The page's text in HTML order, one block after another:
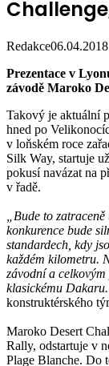
Redakce06.04.2018
Prezentace v
závodě Maroko
Takový je aktuální
hned po
v loňském roce
Silk Way, startuje
pokusí navázat na
v řadě.
„Bude to
konkurence bude
standardech, kdy
každém kilometru.
závodní a
klasickému
konstruktérského
Maroko Desert
Rally, odstartuje v
Plage Blanche. Do